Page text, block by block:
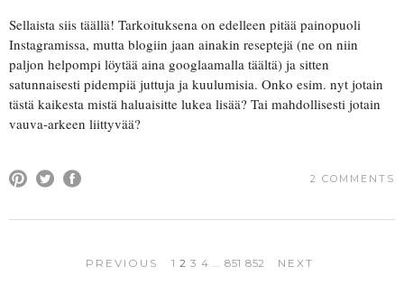
Sellaista siis täällä! Tarkoituksena on edelleen pitää painopuoli
Instagramissa, mutta blogiin jaan ainakin reseptejä (ne on niin
paljon helpompi löytää aina googlaamalla täältä) ja sitten
satunnaisesti pidempiä juttuja ja kuulumisia. Onko esim. nyt jotain
tästä kaikesta mistä haluaisitte lukea lisää? Tai mahdollisesti jotain
vauva-arkeen liittyvää?
2 COMMENTS
PREVIOUS 1 2 3 4 … 851 852 NEXT